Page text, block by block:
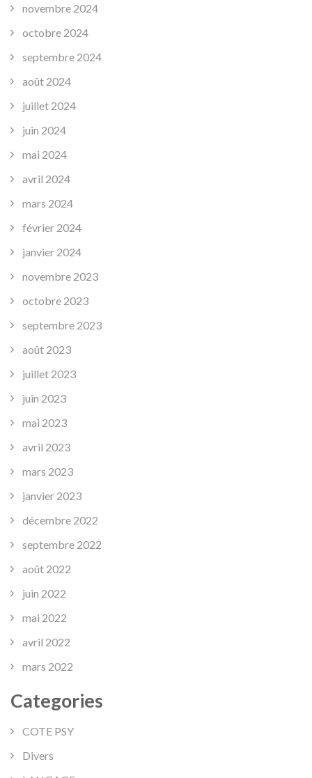
novembre 2024
octobre 2024
septembre 2024
août 2024
juillet 2024
juin 2024
mai 2024
avril 2024
mars 2024
février 2024
janvier 2024
novembre 2023
octobre 2023
septembre 2023
août 2023
juillet 2023
juin 2023
mai 2023
avril 2023
mars 2023
janvier 2023
décembre 2022
septembre 2022
août 2022
juin 2022
mai 2022
avril 2022
mars 2022
Categories
COTE PSY
Divers